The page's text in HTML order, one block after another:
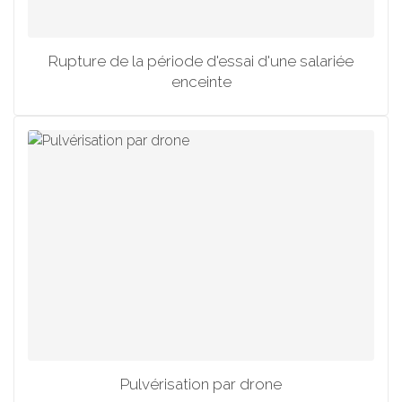
Rupture de la période d'essai d'une salariée
enceinte
Pulvérisation par drone